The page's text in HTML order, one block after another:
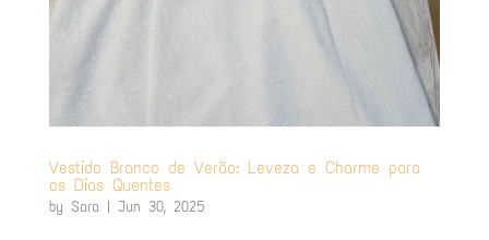
Vestido Branco de Verão: Leveza e Charme para
os Dias Quentes
by Sara| Jun 30, 2025